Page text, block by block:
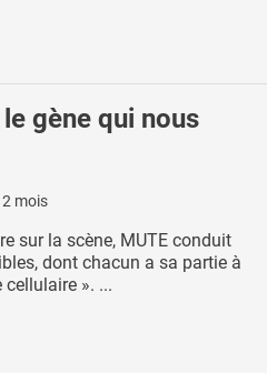
le gène qui nous
mois
sur la scène, MUTE conduit
dont chacun a sa partie à
». ...